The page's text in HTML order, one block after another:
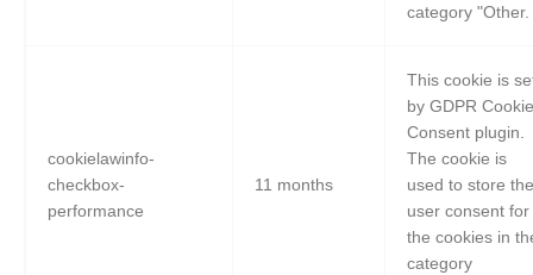
category "Other.
cookielawinfo-
checkbox-
performance
11 months
This cookie is
by GDPR Cookie
Consent plugin.
The cookie is
used to store the
user consent for
the cookies in
category